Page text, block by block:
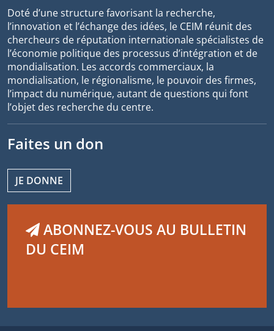
Doté d’une structure favorisant la recherche,
l’innovation et l’échange des idées, le CEIM réunit des
chercheurs de réputation internationale spécialistes de
l’économie politique des processus d’intégration et de
mondialisation. Les accords commerciaux, la
mondialisation, le régionalisme, le pouvoir des firmes,
l’impact du numérique, autant de questions qui font
l’objet des recherche du centre.
Faites un don
JE DONNE
ABONNEZ-VOUS AU BULLETIN
DU CEIM